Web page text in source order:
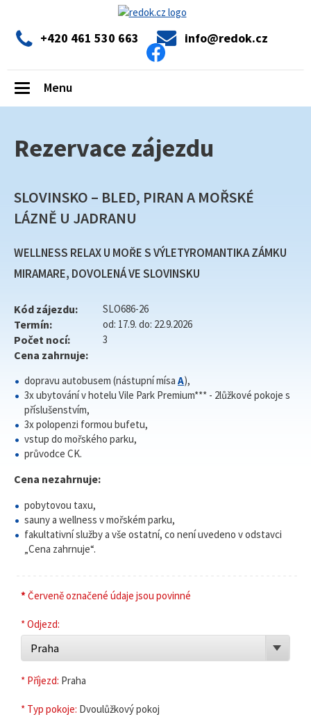
+420 461 530 663 info@redok.cz
Toggle
navigation
Menu
Rezervace zájezdu
SLOVINSKO – BLED, PIRAN A MOŘSKÉ
LÁZNĚ U JADRANU
WELLNESS RELAX U MOŘE S VÝLETYROMANTIKA ZÁMKU
MIRAMARE, DOVOLENÁ VE SLOVINSKU
Kód zájezdu: SLO686-26
Termín: od: 17.9. do: 22.9.2026
Počet nocí: 3
Cena zahrnuje:
dopravu autobusem (nástupní mísa A),
3x ubytování v hotelu Vile Park Premium*** - 2lůžkové pokoje s
příslušenstvím,
3x polopenzi formou bufetu,
vstup do mořského parku,
průvodce CK.
Cena nezahrnuje:
pobytovou taxu,
sauny a wellness v mořském parku,
fakultativní služby a vše ostatní, co není uvedeno v odstavci
„Cena zahrnuje“.
*Červeně označené údaje jsou povinné
* Odjezd:
Praha
* Příjezd: Praha
* Typ pokoje: Dvoulůžkový pokoj